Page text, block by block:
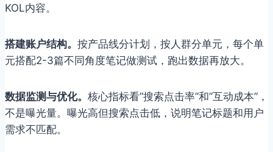
KOL内容。
搭建账户结构。 按产品线分计划，按人群分单元，每个单
元搭配2-3篇不同角度笔记做测试，跑出数据再放大。
数据监测与优化。 核心指标看”搜索点击率”和”互动成本”，
不是曝光量。曝光高但搜索点击低，说明笔记标题和用户
需求不匹配。